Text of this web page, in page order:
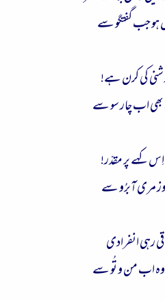
ہو جب گفتگو سے
کی کرن ہے!
اب چار سو سے
کہے پر مقدّر!
مری آبرُو سے
رہی انفرادی
وہ اب من و تُو سے